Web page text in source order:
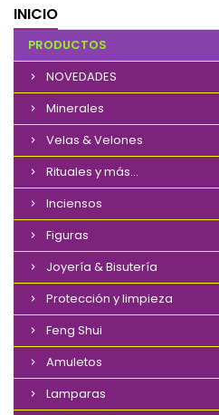
INICIO
PRODUCTOS
NOVEDADES
Minerales
Velas & Velones
Rituales y más...
Inciensos
Figuras
Joyería & Bisutería
Protección y limpieza
Feng Shui
Amuletos
Lamparas